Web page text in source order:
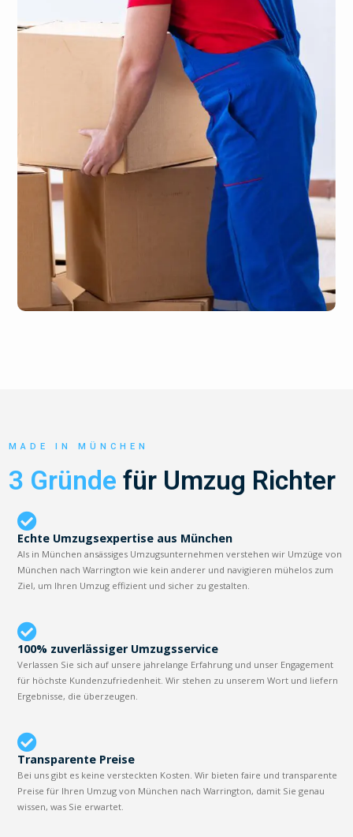
MADE IN MÜNCHEN
3 Gründe für Umzug Richter
Echte Umzugsexpertise aus München
Als in München ansässiges Umzugsunternehmen verstehen wir Umzüge von
München nach Warrington wie kein anderer und navigieren mühelos zum
Ziel, um Ihren Umzug effizient und sicher zu gestalten.
100% zuverlässiger Umzugsservice
Verlassen Sie sich auf unsere jahrelange Erfahrung und unser Engagement
für höchste Kundenzufriedenheit. Wir stehen zu unserem Wort und liefern
Ergebnisse, die überzeugen.
Transparente Preise
Bei uns gibt es keine versteckten Kosten. Wir bieten faire und transparente
Preise für Ihren Umzug von München nach Warrington, damit Sie genau
wissen, was Sie erwartet.